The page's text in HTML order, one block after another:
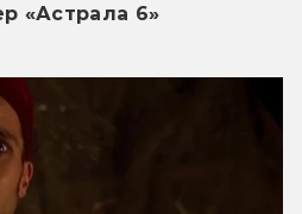
«Астрала 6»